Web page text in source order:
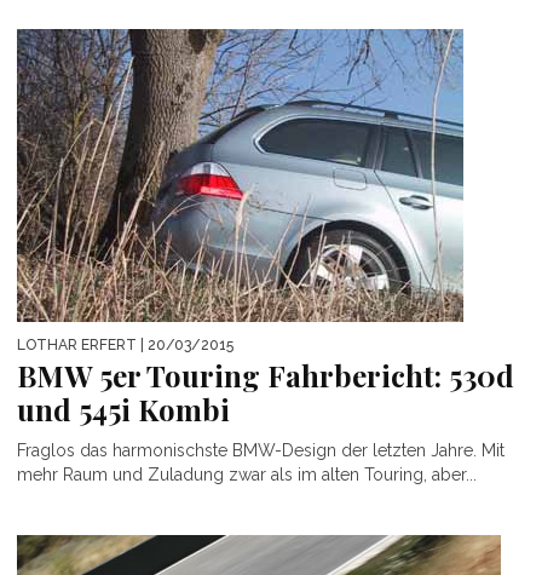
LOTHAR ERFERT | 20/03/2015
BMW 5er Touring Fahrbericht: 530d
und 545i Kombi
Fraglos das harmonischste BMW-Design der letzten Jahre. Mit
mehr Raum und Zuladung zwar als im alten Touring, aber...